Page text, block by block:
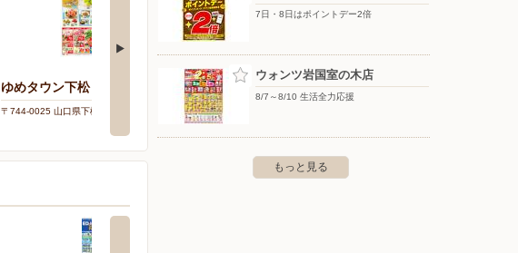
ゆめタウン下松
〒744-0025 山口県下松市中央町21-3
ドラッグストアコスモス/川下店
7日・8日はポイントデー2倍
ウォンツ岩国室の木店
8/7～8/10 生活全力応援
もっと見る